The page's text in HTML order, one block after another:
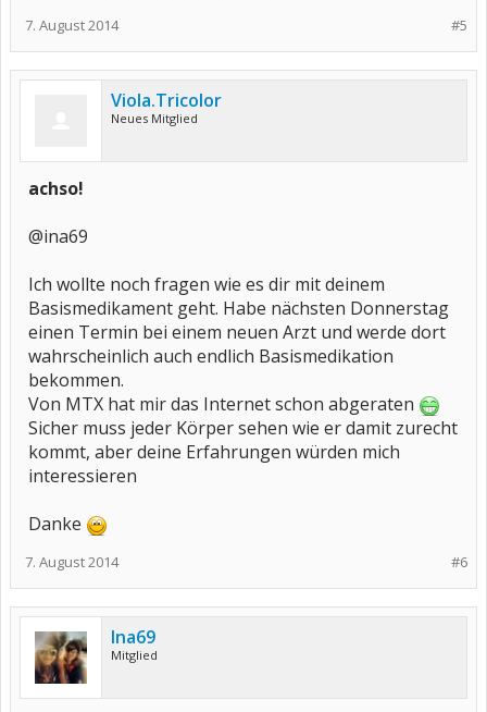
#5
7. August 2014
Viola.Tricolor
Neues Mitglied
achso!
@ina69
Ich wollte noch fragen wie es dir mit deinem
Basismedikament geht. Habe nächsten Donnerstag
einen Termin bei einem neuen Arzt und werde dort
wahrscheinlich auch endlich Basismedikation
bekommen.
Von MTX hat mir das Internet schon abgeraten
Sicher muss jeder Körper sehen wie er damit zurecht
kommt, aber deine Erfahrungen würden mich
interessieren
Danke
#6
7. August 2014
Ina69
Mitglied